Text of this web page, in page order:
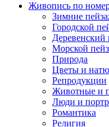
Живопись по
Зимние
Городской
Деревенский
Морской
Природа
Цветы и
Репродукции
Животные и
Люди и
Романтика
Религия